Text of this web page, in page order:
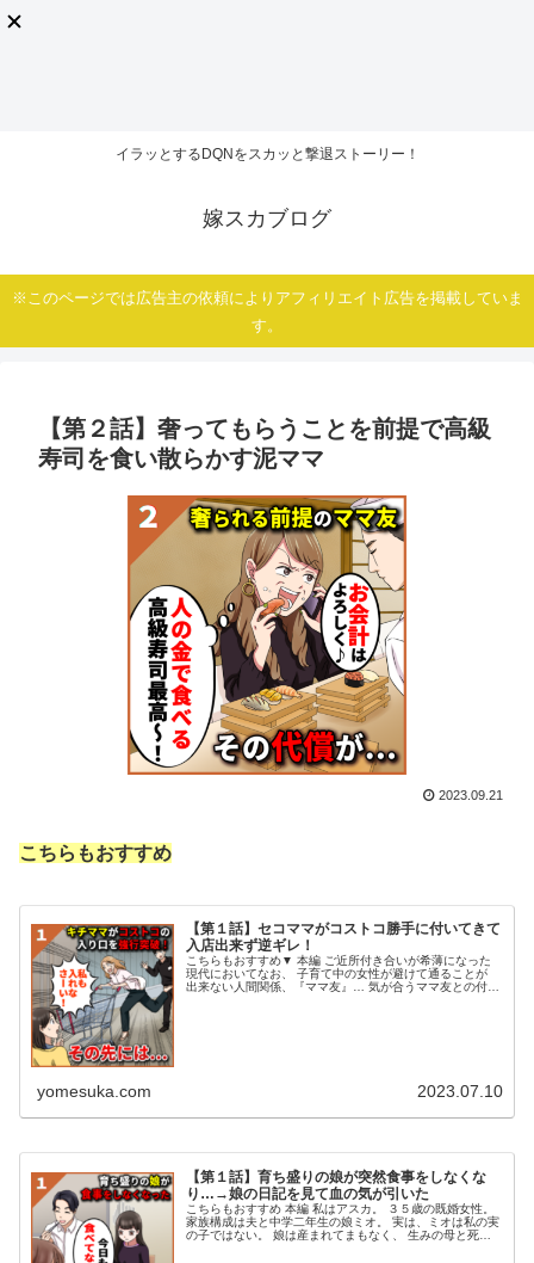
イラッとするDQNをスカッと撃退ストーリー！
嫁スカブログ
※このページでは広告主の依頼によりアフィリエイト広告を掲載していま
す。
【第２話】奢ってもらうことを前提で高級
寿司を食い散らかす泥ママ
2023.09.21
こちらもおすすめ
【第１話】セコママがコストコ勝手に付いてきて
入店出来ず逆ギレ！
こちらもおすすめ▼ 本編 ご近所付き合いが希薄になった
現代においてなお、 子育て中の女性が避けて通ることが
出来ない人間関係、『ママ友』… 気が合うママ友との付き
yomesuka.com 2023.07.10
【第１話】育ち盛りの娘が突然食事をしなくな
り…→娘の日記を見て血の気が引いた
こちらもおすすめ 本編 私はアスカ。 ３５歳の既婚女性。
家族構成は夫と中学二年生の娘ミオ。 実は、ミオは私の実
の子ではない。 娘は産まれてまもなく、 生みの母と死別